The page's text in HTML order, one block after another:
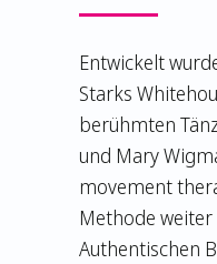
Entwickelt
Starks
berühmten
und Mary
movement
Methode
Authentischen